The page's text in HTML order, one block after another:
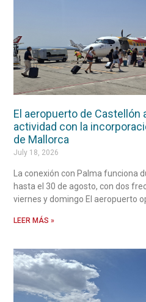
El aeropuerto de Castellón
actividad con la
de Mallorca
July 18, 2026
La conexión con Palma funciona
hasta el 30 de agosto, con dos
viernes y domingo El aeropuerto
LEER MÁS »